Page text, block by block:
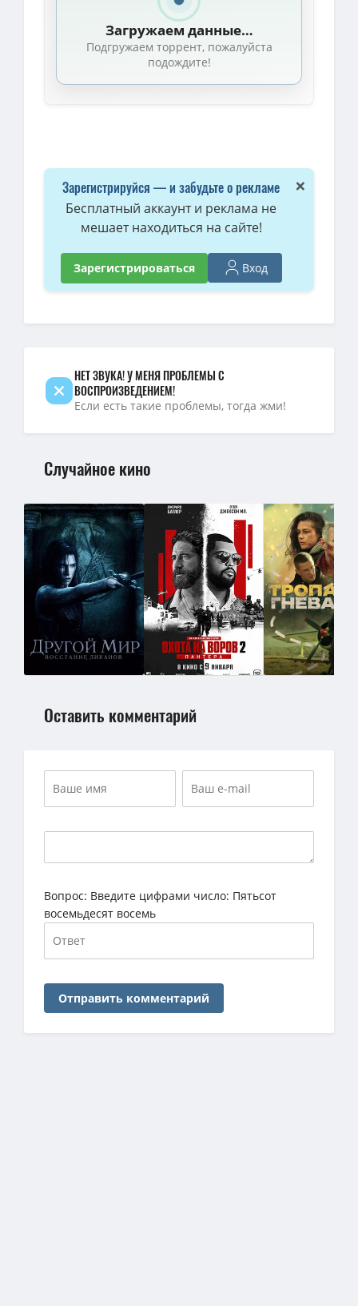
Загружаем данные…
Подгружаем торрент, пожалуйста
подождите!
×
Зарегистрируйся — и забудьте о рекламе
Бесплатный аккаунт и реклама не
мешает находиться на сайте!
Зарегистрироваться Вход
НЕТ ЗВУКА! У МЕНЯ ПРОБЛЕМЫ С
ВОСПРОИЗВЕДЕНИЕМ!
Если есть такие проблемы, тогда жми!
Случайное кино
Оставить комментарий
Вопрос: Введите цифрами число: Пятьсот
восемьдесят восемь
Отправить комментарий